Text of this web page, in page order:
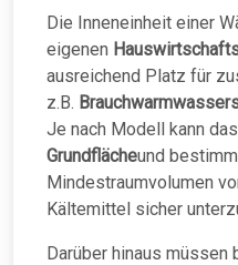
Die Inneneinheit einer
eigenen
ausreichend Platz für
z.B.
Je nach Modell kann
Grundflächeund
Mindestraumvolumen
Kältemittel sicher
Darüber hinaus müssen